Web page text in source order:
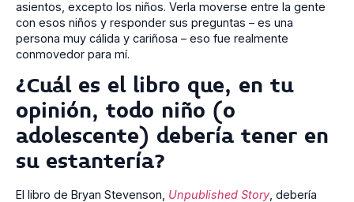
asientos, excepto los niños. Verla moverse entre la gente
con esos niños y responder sus preguntas – es una
persona muy cálida y cariñosa – eso fue realmente
conmovedor para mí.
¿Cuál es el libro que, en tu
opinión, todo niño (o
adolescente) debería tener en
su estantería?
El libro de Bryan Stevenson, Unpublished Story, debería